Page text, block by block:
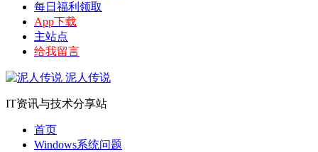
每日福利领取
App下载
主站点
给我留言
泥人传说
IT资讯与技术分享站
首页
Windows系统问题